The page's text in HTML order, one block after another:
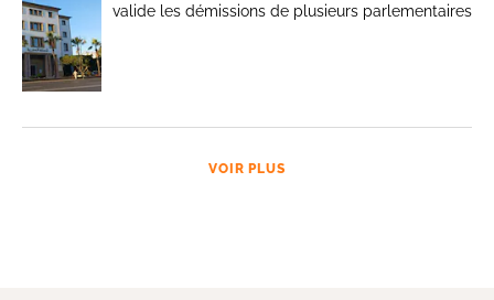
valide les démissions de plusieurs parlementaires
VOIR PLUS